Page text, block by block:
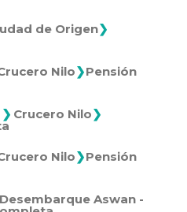
de Origen❯
Nilo❯Pensión
❯ Crucero Nilo❯
Nilo❯Pensión
Desembarque Aswan -